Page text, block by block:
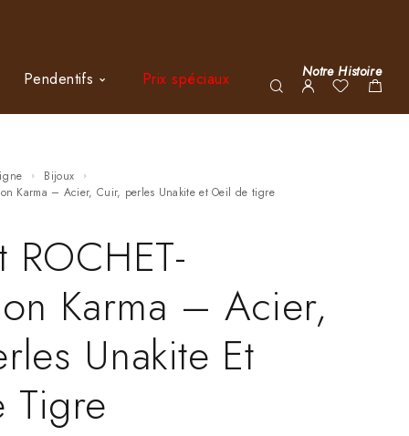
Pendentifs Prix spéciaux Notre Histoire
Bijoux
Karma – Acier, Cuir, perles Unakite et Oeil de tigre
ROCHET-
Karma – Acier,
Unakite Et
Tigre